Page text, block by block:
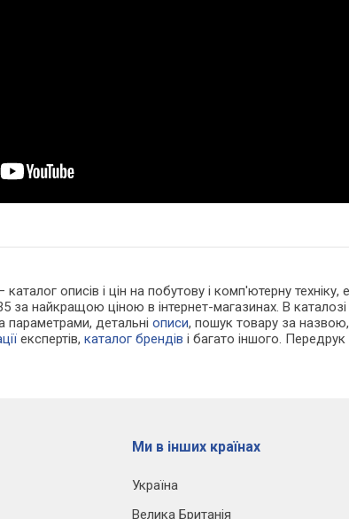
каталог описів і цін на побутову і комп'ютерну
за найкращою ціною в інтернет-магазинах. В
параметрами, детальніописи, пошук товару за
експертів,каталог брендів і багато іншого.
Ми в інших країнах
Україна
Велика Британія